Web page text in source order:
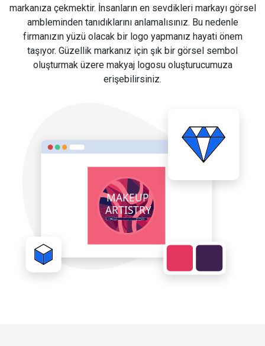
markanıza çekmektir. İnsanların en sevdikleri markayı görsel
ambleminden tanıdıklarını anlamalısınız. Bu nedenle
firmanızın yüzü olacak bir logo yapmanız hayati önem
taşıyor. Güzellik markanız için şık bir görsel sembol
oluşturmak üzere makyaj logosu oluşturucumuza
erişebilirsiniz.